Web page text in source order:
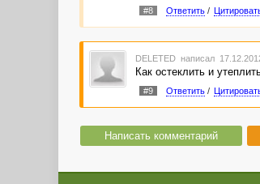
#8 Ответить/
DELETED написал
Как остеклить и
#9 Ответить/
Написать комментарий